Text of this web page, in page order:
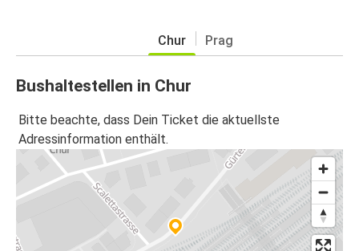
Chur Prag
Bushaltestellen in Chur
Bitte beachte, dass Dein Ticket die aktuellste
Adressinformation enthält.